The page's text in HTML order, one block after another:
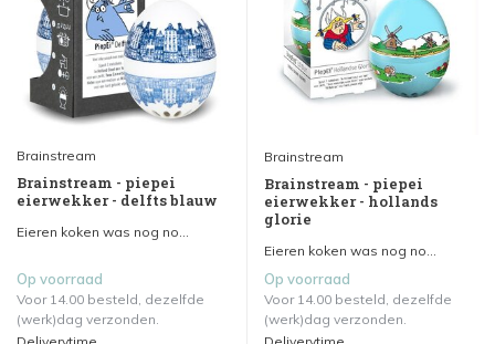
Brainstream
Brainstream - piepei
eierwekker - delfts blauw
Eieren koken was nog no...
Op voorraad
Voor 14.00 besteld, dezelfde
(werk)dag verzonden.
Brainstream
Brainstream - piepei
eierwekker - hollands
glorie
Eieren koken was nog no...
Op voorraad
Voor 14.00 besteld, dezelfde
(werk)dag verzonden.